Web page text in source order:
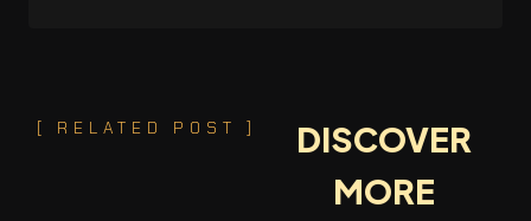
[ RELATED POST ]
DISCOVER
MORE